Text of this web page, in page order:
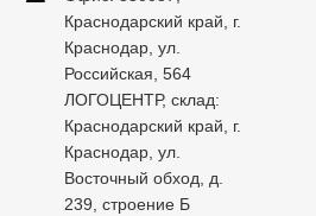
Краснодарский край, г.
Краснодар, ул.
Российская, 564
ЛОГОЦЕНТР, склад:
Краснодарский край, г.
Краснодар, ул.
Восточный обход, д.
239, строение Б